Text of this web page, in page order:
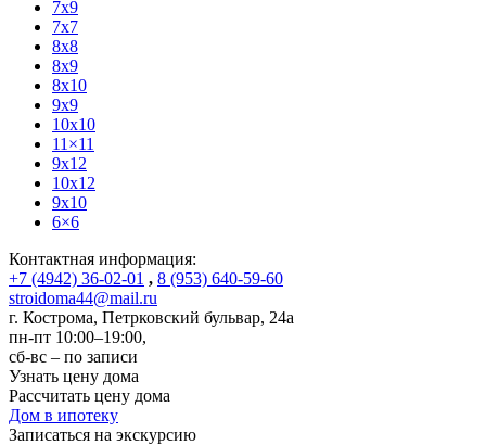
7x9
7x7
8x8
8x9
8x10
9x9
10x10
11×11
9x12
10x12
9x10
6×6
Контактная информация:
+7 (4942) 36-02-01 , 8 (953) 640-59-60
stroidoma44@mail.ru
г. Кострома, Петрковский бульвар, 24а
пн-пт 10:00–19:00,
сб-вс – по записи
Узнать цену дома
Рассчитать цену дома
Дом в ипотеку
Записаться на экскурсию